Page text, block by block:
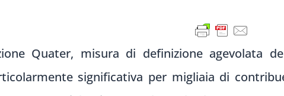
Quater, misura di definizione agevolata
significativa per migliaia di